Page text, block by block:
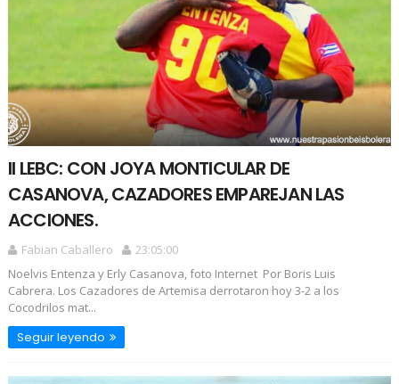
II LEBC: CON JOYA MONTICULAR DE
CASANOVA, CAZADORES EMPAREJAN LAS
ACCIONES.
Fabian Caballero
23:05:00
Noelvis Entenza y Erly Casanova, foto Internet Por Boris Luis
Cabrera. Los Cazadores de Artemisa derrotaron hoy 3-2 a los
Cocodrilos mat...
Seguir leyendo